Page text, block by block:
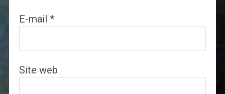
E-mail *
Site web